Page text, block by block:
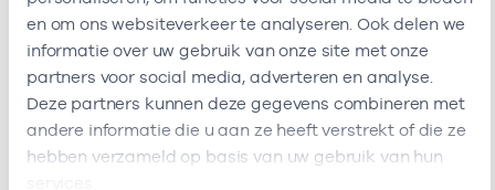
en om ons websiteverkeer te analyseren. Ook delen we
informatie over uw gebruik van onze site met onze
partners voor social media, adverteren en analyse.
Deze partners kunnen deze gegevens combineren met
andere informatie die u aan ze heeft verstrekt of die ze
hebben verzameld op basis van uw gebruik van hun
Ik ben werkzaam bij de volgende vestigingen
Ik heb een arbeidsrelatie met
Naam Rol AGB-code